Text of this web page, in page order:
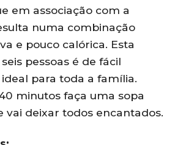
em associação com a
numa combinação
e pouco calórica. Esta
pessoas é de fácil
para toda a família.
minutos faça uma sopa
vai deixar todos encantados.